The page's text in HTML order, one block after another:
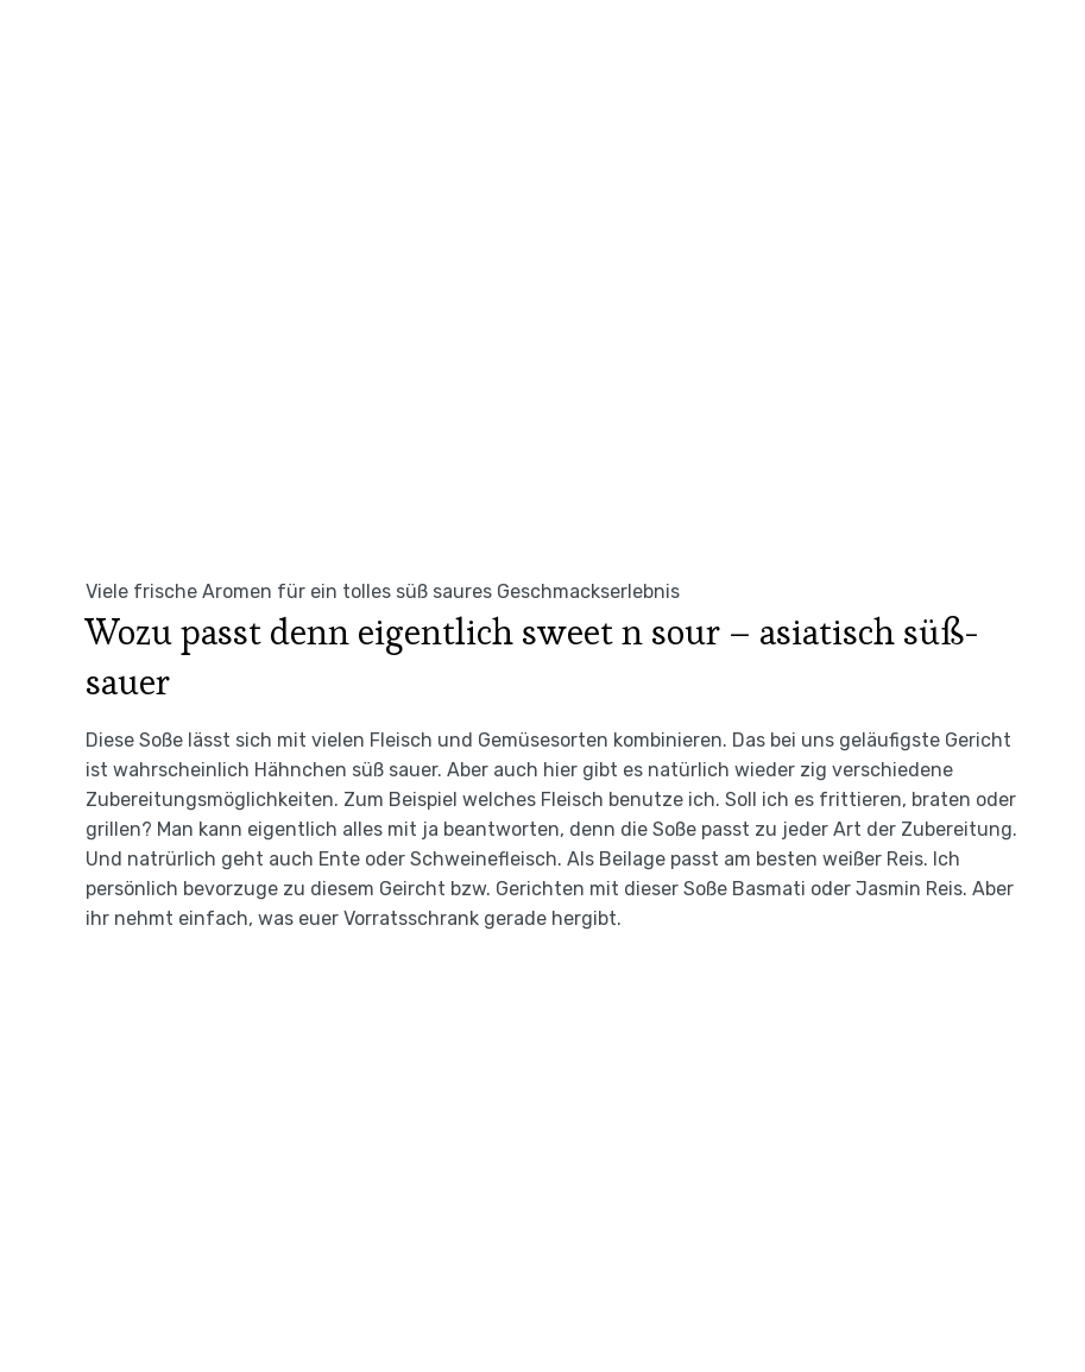
Viele frische Aromen für ein tolles süß saures Geschmackserlebnis
Wozu passt denn eigentlich sweet n sour – asiatisch süß-
sauer
Diese Soße lässt sich mit vielen Fleisch und Gemüsesorten kombinieren. Das bei uns geläufigste Gericht
ist wahrscheinlich Hähnchen süß sauer. Aber auch hier gibt es natürlich wieder zig verschiedene
Zubereitungsmöglichkeiten. Zum Beispiel welches Fleisch benutze ich. Soll ich es frittieren, braten oder
grillen? Man kann eigentlich alles mit ja beantworten, denn die Soße passt zu jeder Art der Zubereitung.
Und natrürlich geht auch Ente oder Schweinefleisch. Als Beilage passt am besten weißer Reis. Ich
persönlich bevorzuge zu diesem Geircht bzw. Gerichten mit dieser Soße Basmati oder Jasmin Reis. Aber
ihr nehmt einfach, was euer Vorratsschrank gerade hergibt.